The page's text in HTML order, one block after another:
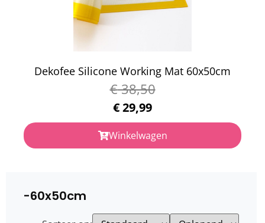
Dekofee Silicone Working Mat 60x50cm
€38,50
€29,99
Winkelwagen
-60x50cm